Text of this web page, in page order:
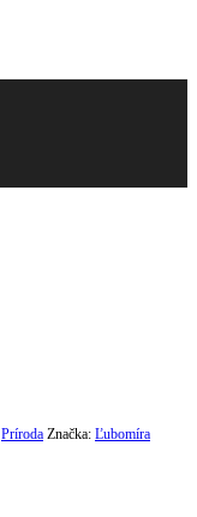
Príroda Značka: Ľubomíra